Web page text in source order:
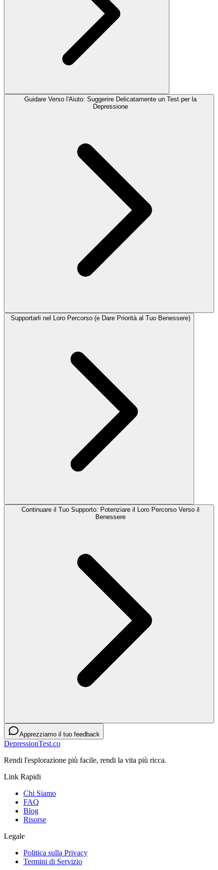
Guidare Verso l'Aiuto: Suggerire Delicatamente un Test per la
Depressione
Supportarli nel Loro Percorso (e Dare Priorità al Tuo Benessere)
Continuare il Tuo Supporto: Potenziare il Loro Percorso Verso il
Benessere
Apprezziamo il tuo feedback
DepressionTest.co
Rendi l'esplorazione più facile, rendi la vita più ricca.
Link Rapidi
Chi Siamo
FAQ
Blog
Risorse
Legale
Politica sulla Privacy
Termini di Servizio